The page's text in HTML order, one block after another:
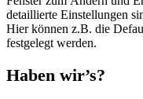
detaillierte Einstellungen
Hier können z.B. die
festgelegt werden.
Haben wir’s?